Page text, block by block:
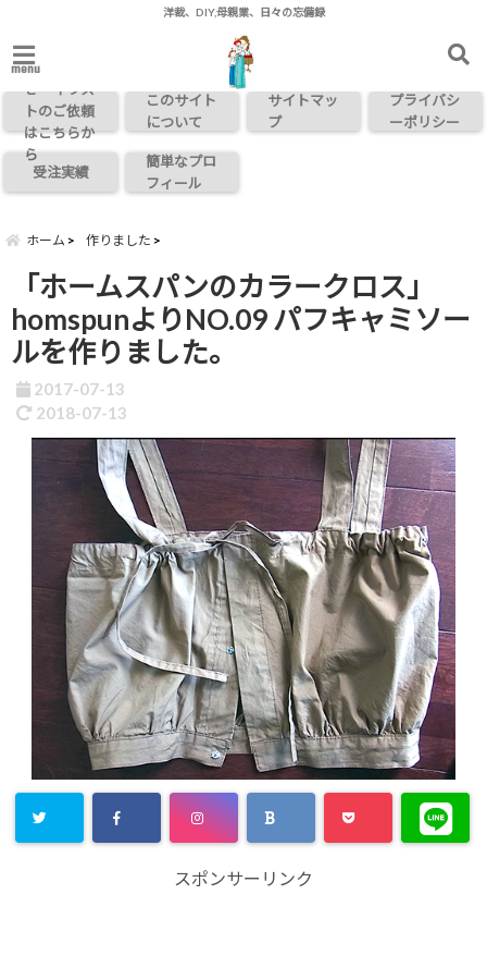
洋裁、DIY,母親業、日々の忘備録
menuお問い合わ
せ・イラス
トのご依頼
はこちらか
ら
このサイト
について
サイトマッ
プ
プライバシ
ーポリシー
受注実績
簡単なプロ
フィール
ホーム 作りました
「ホームスパンのカラークロス」
homspunよりNO.09 パフキャミソー
ルを作りました。
2017-07-13
2018-07-13
スポンサーリンク